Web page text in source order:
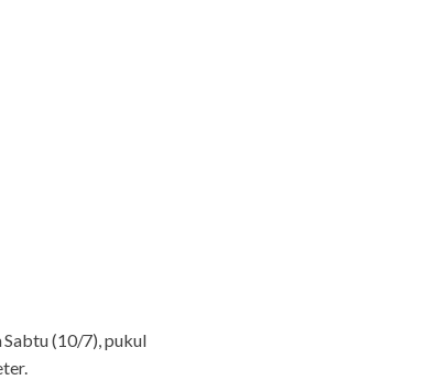
Sabtu (10/7), pukul